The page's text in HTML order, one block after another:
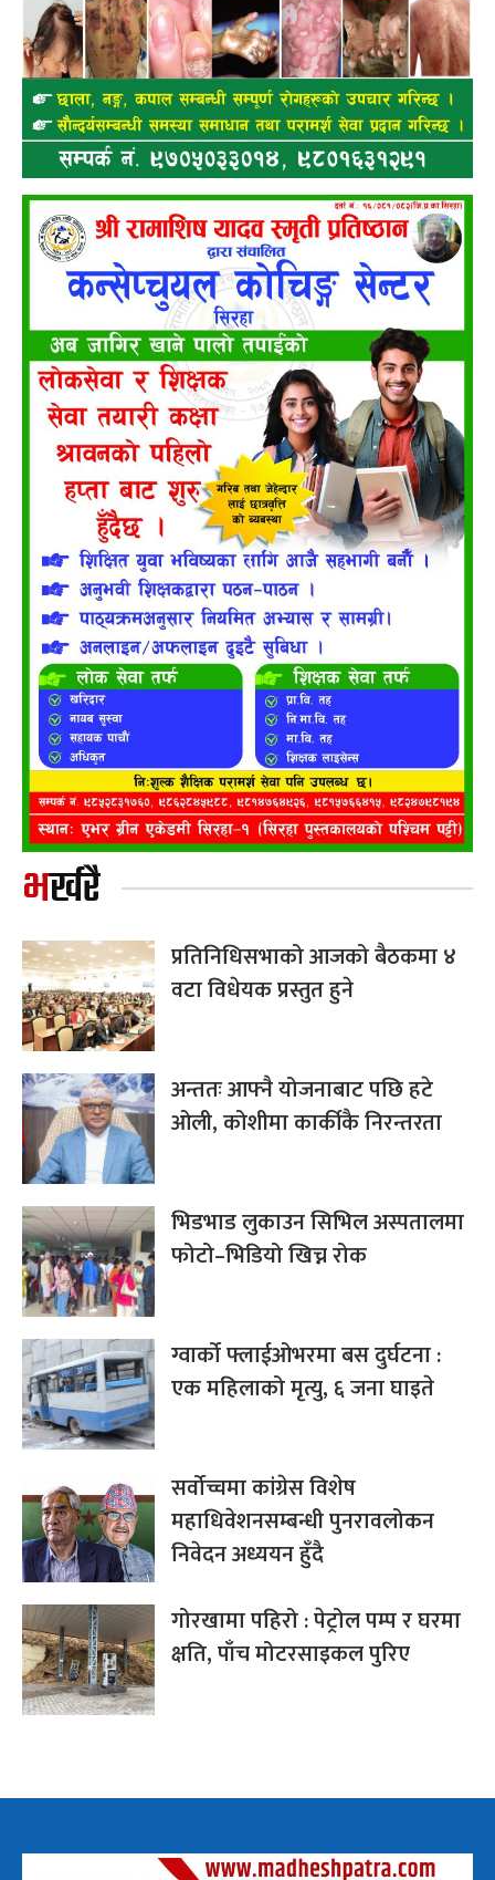
भर्खरै
प्रतिनिधिसभाको आजको बैठकमा ४
वटा विधेयक प्रस्तुत हुने
अन्ततः आफ्नै योजनाबाट पछि हटे
ओली, कोशीमा कार्कीकै निरन्तरता
भिडभाड लुकाउन सिभिल अस्पतालमा
फोटो–भिडियो खिच्न रोक
ग्वार्को फ्लाईओभरमा बस दुर्घटना :
एक महिलाको मृत्यु, ६ जना घाइते
सर्वोच्चमा कांग्रेस विशेष
महाधिवेशनसम्बन्धी पुनरावलोकन
निवेदन अध्ययन हुँदै
गोरखामा पहिरो : पेट्रोल पम्प र घरमा
क्षति, पाँच मोटरसाइकल पुरिए